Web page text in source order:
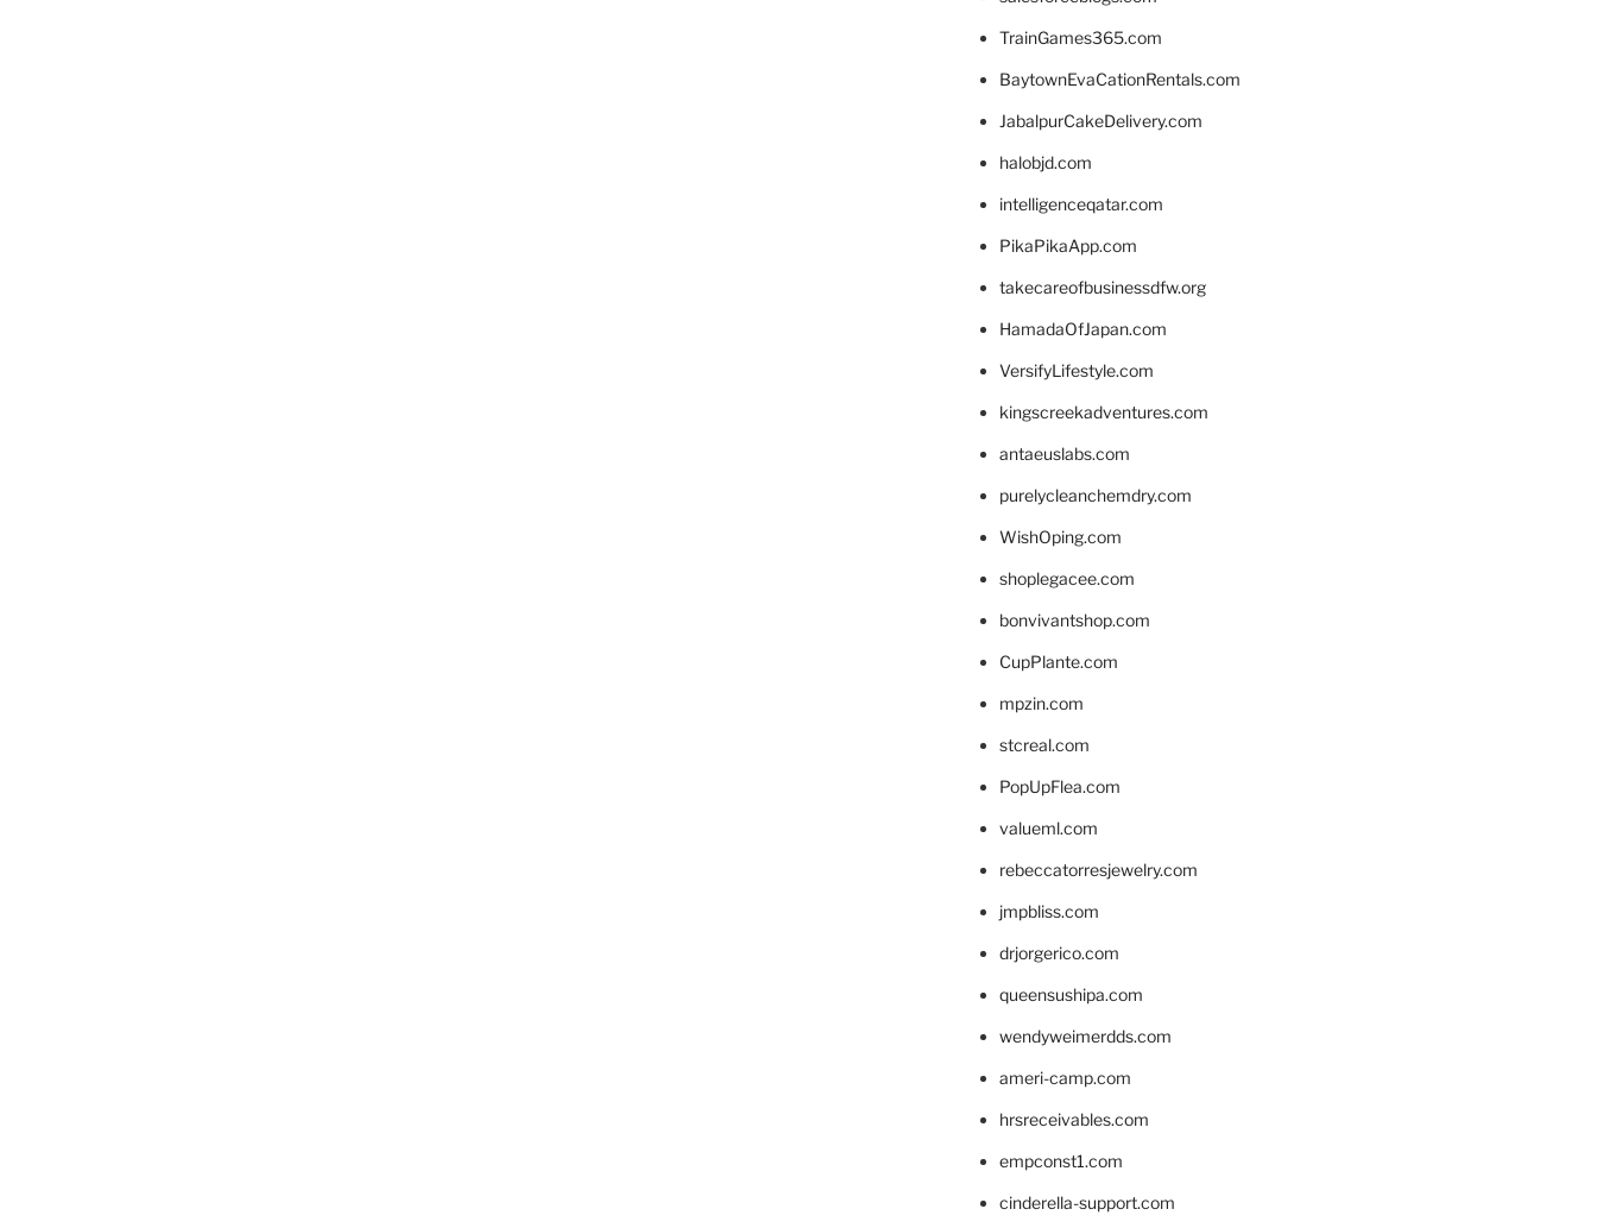
TrainGames365.com
BaytownEvaCationRentals.com
JabalpurCakeDelivery.com
halobjd.com
intelligenceqatar.com
PikaPikaApp.com
takecareofbusinessdfw.org
HamadaOfJapan.com
VersifyLifestyle.com
kingscreekadventures.com
antaeuslabs.com
purelycleanchemdry.com
WishOping.com
shoplegacee.com
bonvivantshop.com
CupPlante.com
mpzin.com
stcreal.com
PopUpFlea.com
valueml.com
rebeccatorresjewelry.com
jmpbliss.com
drjorgerico.com
queensushipa.com
wendyweimerdds.com
ameri-camp.com
hrsreceivables.com
empconst1.com
cinderella-support.com